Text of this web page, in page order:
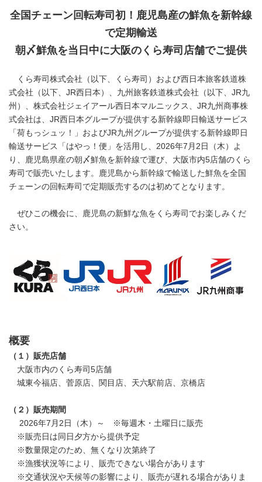
全国チェーン回転寿司初！鹿児島産の鮮魚を新幹線
で定期輸送
朝〆鮮魚を当日中に大阪のくら寿司店舗でご提供
くら寿司株式会社（以下、くら寿司）および西日本旅客鉄道株
式会社（以下、JR西日本）、九州旅客鉄道株式会社（以下、JR九
州）、株式会社ジェイアール西日本マルニックス、JR九州商事株
式会社は、JR西日本グループが提供する新幹線即日輸送サービス
「荷もっシュッ！」およびJR九州グループが提供する新幹線即日
輸送サービス「はやっ！便」を活用し、2026年7月2日（木）よ
り、鹿児島県産の朝〆鮮魚を新幹線で運び、大阪市内5店舗のくら
寿司で販売いたします。鹿児島から新幹線で輸送した鮮魚を全国
チェーンの回転寿司で定期販売するのは初めてとなります。
ぜひこの機会に、鹿児島の新鮮な魚をくら寿司でお楽しみくだ
さい。
概要
（１）販売店舗
大阪市内のくら寿司5店舗
城東今福店、菅原店、関目店、天六駅前店、京橋店
（２）販売期間
2026年7月2日（木）～ ※毎週木・土曜日に販売
※販売日は同日夕方から提供予定
※数量限定のため、無くなり次第終了
※漁獲状況等により、販売できない場合があります
※交通状況や天候等の影響により、販売が遅れる場合がありま